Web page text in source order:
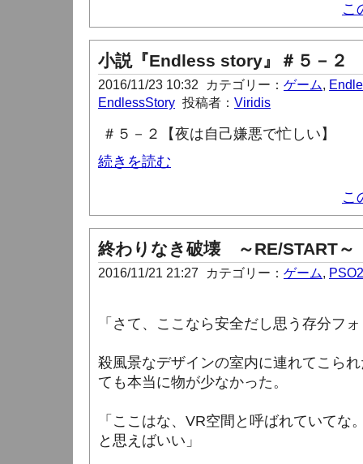
こ
小説『Endless story』＃５－２
2016/11/23 10:32 カテゴリー： ゲーム,
EndlessStory 投稿者： Viridis
＃５－２【夜は自己嫌悪で忙しい】
続きを読む
こ
終わりなき破壊 ～RE/START
2016/11/21 21:27 カテゴリー： ゲーム, PSO2
「さて、ここなら安全だし思う存分フ
殺風景なデザインの室内に連れてこら
ても本当に物が少なかった。
「ここはな、VR空間と呼ばれていてな
と思えばいい」